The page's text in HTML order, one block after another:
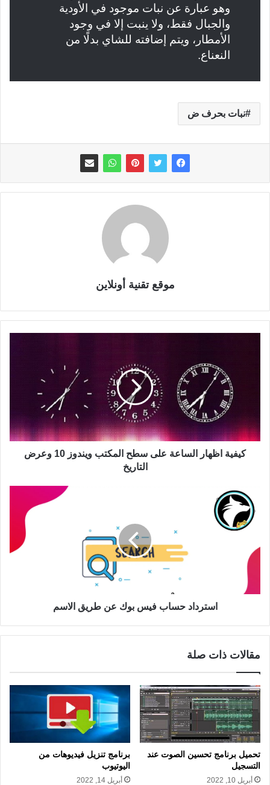
وهو عبارة عن نبات موجود في الأودية
والجبال فقط، ولا ينبت إلا في وجود
الأمطار، ويتم إضافته للشاي بدلًا من
النعناع.
نبات بحرف ض
موقع تقنية أونلاين
كيفية اظهار الساعة على سطح المكتب ويندوز 10 وعرض
التاريخ
استرداد حساب فيس بوك عن طريق الاسم
مقالات ذات صلة
تحميل برنامج تحسين الصوت عند
التسجيل
أبريل 10, 2022
برنامج تنزيل فيديوهات من
اليوتيوب
أبريل 14, 2022